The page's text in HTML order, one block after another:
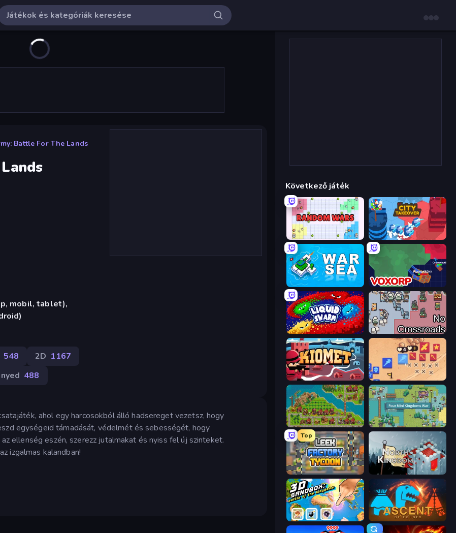
Battle For The Lands
mobil, tablet),
548 2D 1167
488
ahol egy harcosokból álló hadsereget vezetsz, hogy
egységeid támadását, védelmét és sebességét, hogy
ellenség eszén, szerezz jutalmakat és nyiss fel új szinteket.
izgalmas kalandban!
Következő játék
Random Wars City Takeover
War Sea Voxorp
Liquid Swarm No Crossroads
Kiomet
City Idle Four Mini Kingdoms War
Top
Leek Factory Tycoon North Kingdom: Siege Castle
3D Sandbox: Battle of the Kingdoms Ascent of Echoes